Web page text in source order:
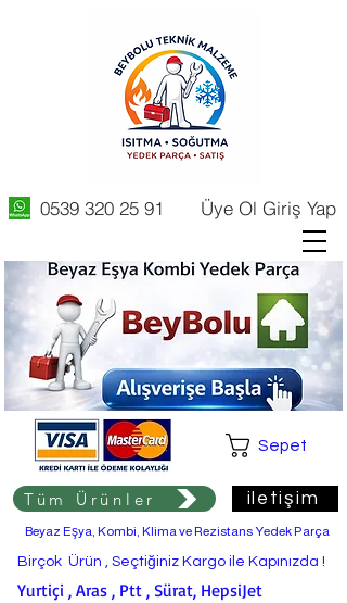
Üye Ol Giriş Yap
0539 320 25 91
Tüm Ürünler
Beyaz Eşya, Kombi, Klima ve Rezistans Yedek Parça
Sepet
iletişim
Birçok Ürün , Seçtiğiniz Kargo ile Kapınızda !
Yurtiçi , Aras , Ptt , Sürat, HepsiJet